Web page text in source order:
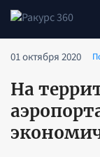
01 октября 2020
На